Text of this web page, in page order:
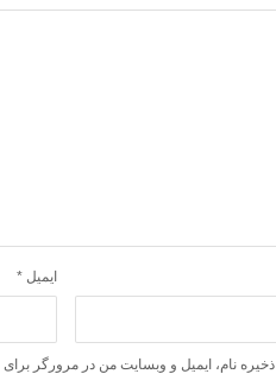
ایمیل *
ذخیره نام، ایمیل و وبسایت من در مرورگر